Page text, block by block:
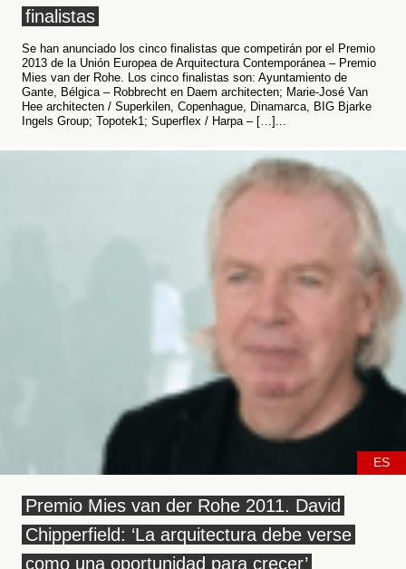
finalistas
Se han anunciado los cinco finalistas que competirán por el Premio
2013 de la Unión Europea de Arquitectura Contemporánea – Premio
Mies van der Rohe. Los cinco finalistas son: Ayuntamiento de
Gante, Bélgica – Robbrecht en Daem architecten; Marie-José Van
Hee architecten / Superkilen, Copenhague, Dinamarca, BIG Bjarke
Ingels Group; Topotek1; Superflex / Harpa – […]...
ES
Premio Mies van der Rohe 2011. David
Chipperfield: ‘La arquitectura debe verse
como una oportunidad para crecer’